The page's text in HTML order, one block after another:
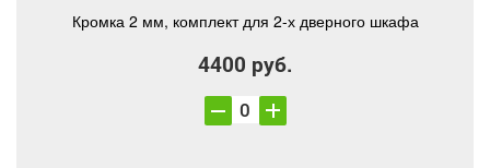
Кромка 2 мм, комплект для 2-х дверного шкафа
4400 руб.